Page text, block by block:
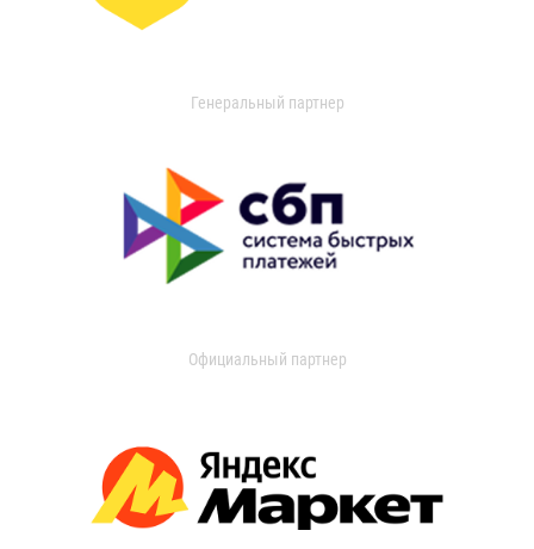
Генеральный партнер
Официальный партнер